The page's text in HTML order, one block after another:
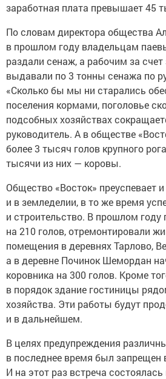
заработная плата превышает 45
По словам директора общества
в прошлом году владельцам
раздали сенаж, а рабочим за
выдавали по 3 тонны сенажа по
«Сколько бы мы ни старались
поселения кормами, поголовье
подсобных хозяйствах
руководитель. А в обществе
более 3 тысяч голов крупного
тысячи из них — коровы.
Общество «Восток» преуспевает
и в земледелии, в то же время
и строительство. В прошлом году
на 210 голов, отремонтировали
помещения в деревнях Тарлово,
а в деревне Починок Шемордан
коровника на 300 голов. Кроме
в порядок здание гостиницы
хозяйства. Эти работы будут
и в дальнейшем.
В целях предупреждения
в последнее время был
И на этот раз встреча